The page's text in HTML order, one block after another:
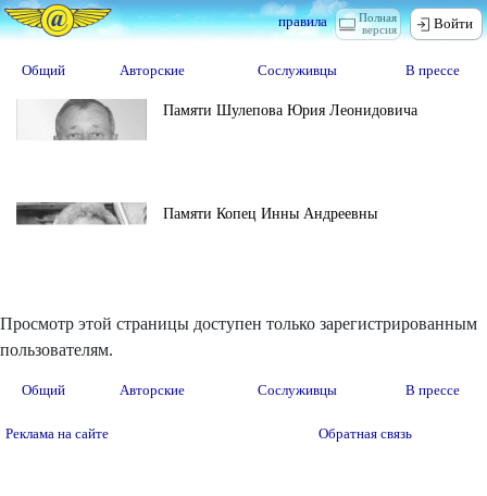
Полная
версия
правила Войти
Общий Авторские Сослуживцы В прессе
Памяти Шулепова Юрия Леонидовича
Памяти Копец Инны Андреевны
Просмотр этой страницы доступен только зарегистрированным
пользователям.
Общий Авторские Сослуживцы В прессе
Реклама на сайте Обратная связь